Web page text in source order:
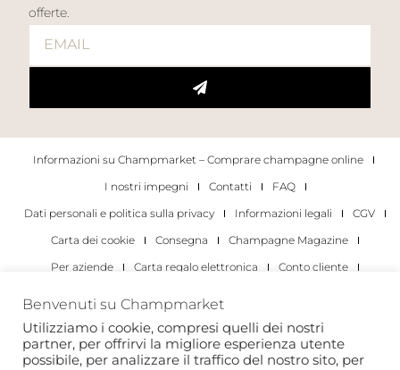
offerte.
Informazioni su Champmarket – Comprare champagne online
I nostri impegni
Contatti
FAQ
Dati personali e politica sulla privacy
Informazioni legali
CGV
Carta dei cookie
Consegna
Champagne Magazine
Per aziende
Carta regalo elettronica
Conto cliente
Per gli individui
Per le aziende
Copyright 2022 © tutti i diritti riservati. Champmarket.
Benvenuti su Champmarket
Utilizziamo i cookie, compresi quelli dei nostri
partner, per offrirvi la migliore esperienza utente
possibile, per analizzare il traffico del nostro sito, per